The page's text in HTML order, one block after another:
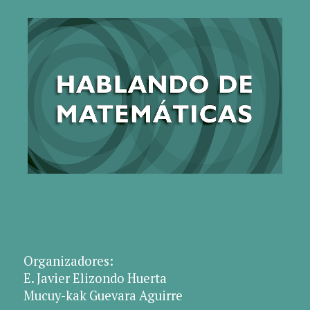
Organizadores:
E. Javier Elizondo Huerta
Mucuy-kak Guevara Aguirre